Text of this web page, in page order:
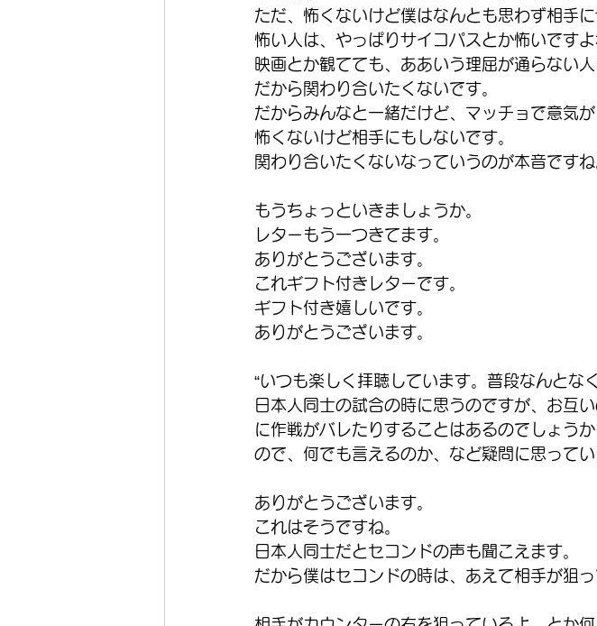
ただ、怖くないけど僕はなんとも思わず相手
怖い人は、やっぱりサイコパスとか怖いですよ
映画とか観てても、ああいう理屈が通らない人
だから関わり合いたくないです。
だからみんなと一緒だけど、マッチョで意気
怖くないけど相手にもしないです。
関わり合いたくないなっていうのが本音ですね
もうちょっといきましょうか。
レターもう一つきてます。
ありがとうございます。
これギフト付きレターです。
ギフト付き嬉しいです。
ありがとうございます。
“いつも楽しく拝聴しています。普段なんとな
日本人同士の試合の時に思うのですが、お互
に作戦がバレたりすることはあるのでしょう
ので、何でも言えるのか、など疑問に思ってい
ありがとうございます。
これはそうですね。
日本人同士だとセコンドの声も聞こえます。
だから僕はセコンドの時は、あえて相手が狙